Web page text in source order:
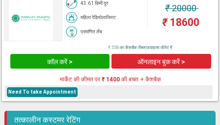
43.61 किमी दूर
महिला रेडियोलाजिस्ट
प्रमाणित लैब
₹20000
₹18600
₹ 558 का कैशबैक लैब्सएडवाइजर वॉलेट में
कॉल करें > ऑनलाइन बुक करें >
मार्केट की कीमत पर₹ 1400 की बचत + कैशबैक
Need To take Appointment
तत्कालीन कस्टमर रेटिंग